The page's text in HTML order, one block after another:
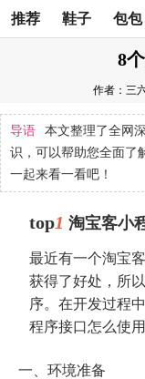
推荐 鞋子 包包
8
作者：三
导语
本文整理了全网
识，可以帮助您全面了
一起来看一看吧！
top1 淘宝客小
最近有一个淘宝
获得了好处，所
序。在开发过程
程序接口怎么使
一、环境准备